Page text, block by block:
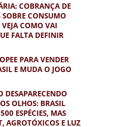
COBRANÇA DE
CONSUMO
COMO VAI
FALTA DEFINIR
PARA VENDER
E MUDA O JOGO
DESAPARECENDO
OLHOS: BRASIL
ESPÉCIES, MAS
AGROTÓXICOS E LUZ